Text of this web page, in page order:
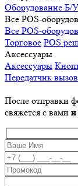
Оборудование Б/У
Все POS-
Все POS-
Торговое POS
Аксессуары
Аксессуары
Передатчик
После отправки
свяжется с вами и